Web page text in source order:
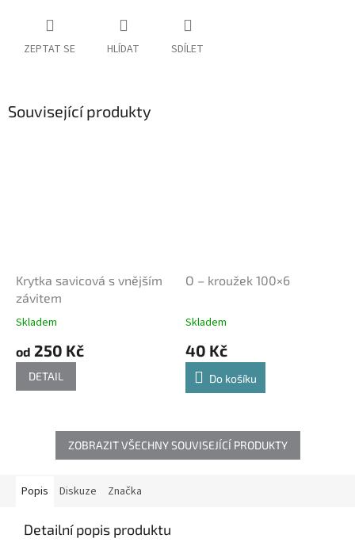
ZEPTAT SE HLÍDAT SDÍLET
Související produkty
Krytka savicová s vnějším
závitem
Skladem
od 250 Kč
DETAIL
O – kroužek 100×6
Skladem
40 Kč
Do košíku
ZOBRAZIT VŠECHNY SOUVISEJÍCÍ PRODUKTY
Popis Diskuze Značka
Detailní popis produktu